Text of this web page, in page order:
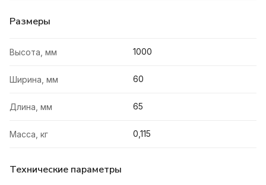
Размеры
Высота, мм 1000
Ширина, мм 60
Длина, мм 65
Масса, кг 0,115
Технические параметры